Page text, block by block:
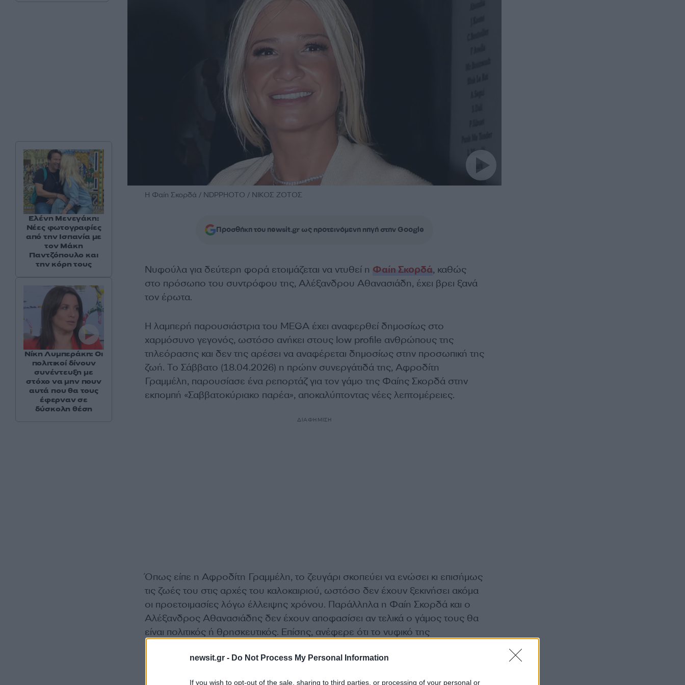
newsit.gr - Do Not Process My Personal Information
If you wish to opt-out of the sale, sharing to third parties, or processing of your personal or
H Φαίη Σκορδά / NDPPHOTO / ΝΙΚΟΣ ΖΟΤΟΣ
Προσθήκη του newsit.gr ως προτεινόμενη πηγή στην Google
Νυφούλα για δεύτερη φορά ετοιμάζεται να ντυθεί η Φαίη Σκορδά, καθώς
στο πρόσωπο του συντρόφου της, Αλέξανδρου Αθανασιάδη, έχει βρει ξανά
τον έρωτα.
Η λαμπερή παρουσιάστρια του MEGA έχει αναφερθεί δημοσίως στο
χαρμόσυνο γεγονός, ωστόσο ανήκει στους low profile ανθρώπους της
τηλεόρασης και δεν της αρέσει να αναφέρεται δημοσίως στην προσωπική της
ζωή. Το Σάββατο (18.04.2026) η πρώην συνεργάτιδά της, Αφροδίτη
Γραμμέλη, παρουσίασε ένα ρεπορτάζ για τον γάμο της Φαίης Σκορδά στην
εκπομπή «Σαββατοκύριακο παρέα», αποκαλύπτοντας νέες λεπτομέρειες.
ΔΙΑΦΗΜΙΣΗ
Όπως είπε η Αφροδίτη Γραμμέλη, το ζευγάρι σκοπεύει να ενώσει κι επισήμως
τις ζωές του στις αρχές του καλοκαιριού, ωστόσο δεν έχουν ξεκινήσει ακόμα
οι προετοιμασίες λόγω έλλειψης χρόνου. Παράλληλα η Φαίη Σκορδά και ο
Αλέξανδρος Αθανασιάδης δεν έχουν αποφασίσει αν τελικά ο γάμος τους θα
είναι πολιτικός ή θρησκευτικός. Επίσης, ανέφερε ότι το νυφικό της
Ελένη Μενεγάκη:
Νέες φωτογραφίες
από την Ισπανία με
τον Μάκη
Παντζόπουλο και
την κόρη τους
Νίκη Λυμπεράκη: Οι
πολιτικοί δίνουν
συνέντευξη με
στόχο να μην πουν
αυτά που θα τους
έφερναν σε
δύσκολη θέση